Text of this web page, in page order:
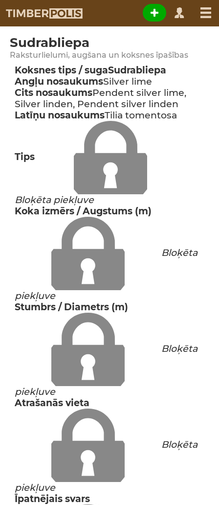
Sudrabliepa
Raksturlielumi, augšana un koksnes īpašības
Koksnes tips / sugaSudrabliepa
Angļu nosaukumsSilver lime
Cits nosaukumsPendent silver lime,
Silver linden, Pendent silver linden
Latīņu nosaukumsTilia tomentosa
Tips
Bloķēta piekļuve
Koka izmērs / Augstums (m)
Bloķēta
piekļuve
Stumbrs / Diametrs (m)
Bloķēta
piekļuve
Atrašanās vieta
Bloķēta
piekļuve
Īpatnējais svars